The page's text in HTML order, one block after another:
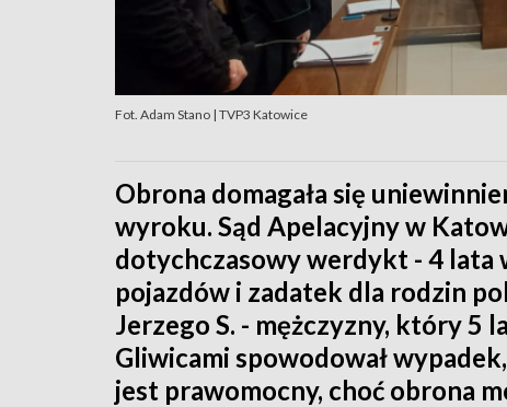
Fot. Adam Stano | TVP3 Katowice
Obrona domagała się
wyroku. Sąd Apelacyjny w
dotychczasowy werdykt - 4 lata
pojazdów i zadatek dla rodzin
Jerzego S. - mężczyzny, który 5
Gliwicami spowodował
jest prawomocny, choć obrona